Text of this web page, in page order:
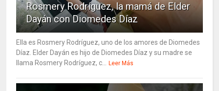
Rosmery Rodríguez, la mamá de Elder
Dayán con Diomedes Díaz
Ella es Rosmery Rodríguez, uno de los amores de Diomedes
Díaz. Elder Dayán es hijo de Diomedes Díaz y su madre se
llama Rosmery Rodríguez, c...
Leer Más